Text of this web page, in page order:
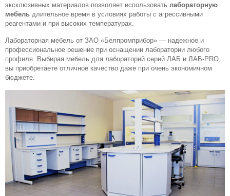
У
С
У
Г
И
К
О
Т
эксклюзивных материалов позволяет использовать лабораторную
мебель длительное время в условиях работы с агрессивными
реагентами и при высоких температурах.
Лабораторная мебель от ЗАО «Белпромприбор» — надежное и
профессиональное решение при оснащении лаборатории любого
профиля. Выбирая мебель для лабораторий серий ЛАБ и ЛАБ-PRO,
вы приобретаете отличное качество даже при очень экономичном
бюджете.